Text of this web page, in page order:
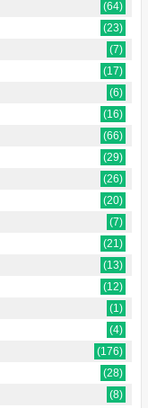
(64)
(23)
(7)
(17)
(6)
(16)
(66)
(29)
(26)
(20)
(7)
(21)
(13)
(12)
(1)
(4)
(176)
(28)
(8)